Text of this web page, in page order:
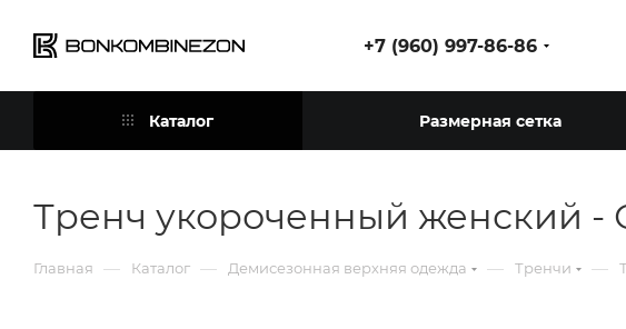
+7 (960) 997-86-86
Каталог Размерная сетка
Тренч укороченный женский -
Главная — Каталог — Демисезонная верхняя одежда — Тренчи —